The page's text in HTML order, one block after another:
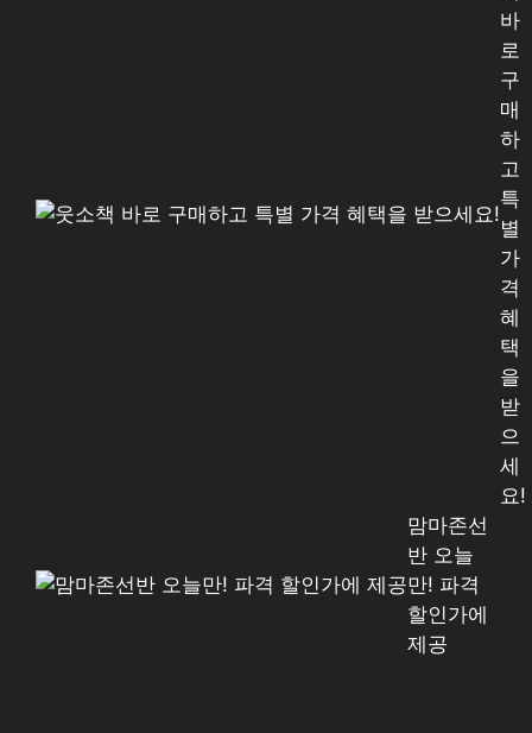
바
로
구
매
하
고
특
별
가
격
혜
택
을
받
으
세
요!
맘마존선
반 오늘
만! 파격
할인가에
제공